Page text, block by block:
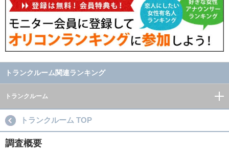
トランクルーム関連ランキング
トランクルーム
トランクルーム TOP
調査概要